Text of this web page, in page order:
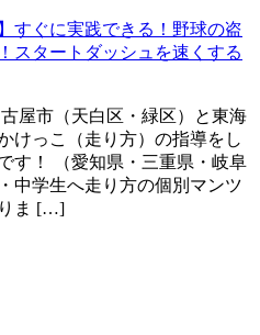
すぐに実践できる！野球の盗
スタートダッシュを速くする
屋市（天白区・緑区）と東海
けっこ（走り方）の指導をし
す！ （愛知県・三重県・岐阜
中学生へ走り方の個別マンツ
ま […]